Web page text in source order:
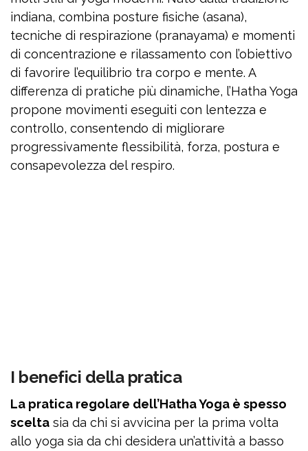
indiana, combina posture fisiche (asana),
tecniche di respirazione (pranayama) e momenti
di concentrazione e rilassamento con l’obiettivo
di favorire l’equilibrio tra corpo e mente. A
differenza di pratiche più dinamiche, l’Hatha Yoga
propone movimenti eseguiti con lentezza e
controllo, consentendo di migliorare
progressivamente flessibilità, forza, postura e
consapevolezza del respiro.
I benefici della pratica
La pratica regolare dell’Hatha Yoga è spesso
scelta sia da chi si avvicina per la prima volta
allo yoga sia da chi desidera un’attività a basso